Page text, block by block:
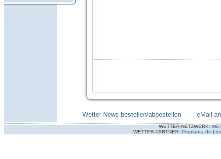
Wetter-News bestellen/abbestellen eMail
WETTER-NETZWERK:
WETTER-PARTNER: Proplanta.de |